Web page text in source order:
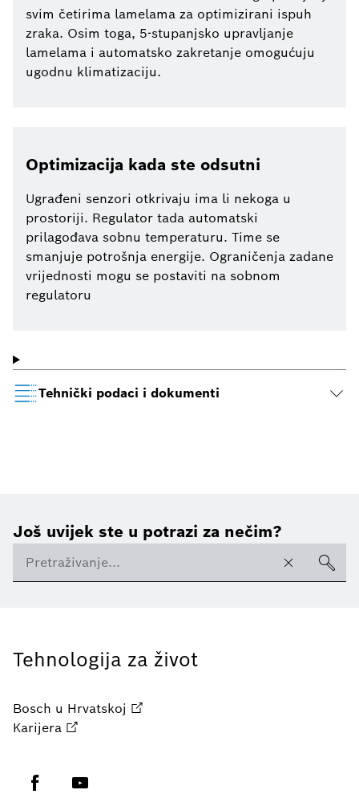
svim četirima lamelama za optimizirani ispuh
zraka. Osim toga, 5-stupanjsko upravljanje
lamelama i automatsko zakretanje omogućuju
ugodnu klimatizaciju.
Optimizacija kada ste odsutni
Ugrađeni senzori otkrivaju ima li nekoga u
prostoriji. Regulator tada automatski
prilagođava sobnu temperaturu. Time se
smanjuje potrošnja energije. Ograničenja zadane
vrijednosti mogu se postaviti na sobnom
regulatoru
Tehnički podaci i dokumenti
Još uvijek ste u potrazi za nečim?
Tehnologija za život
Bosch u Hrvatskoj
Karijera